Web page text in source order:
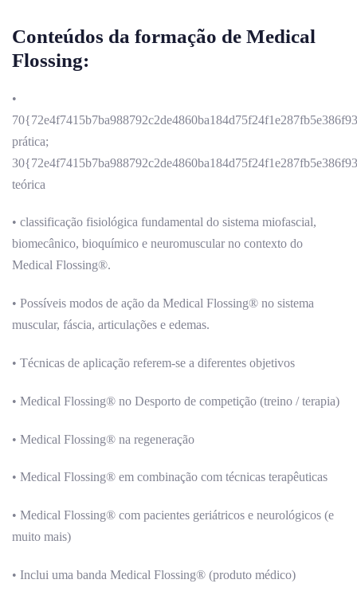
Conteúdos da formação de Medical
Flossing:
•
prática;
teórica
• classificação fisiológica fundamental do sistema miofascial,
biomecânico, bioquímico e neuromuscular no contexto do
Medical Flossing®.
• Possíveis modos de ação da Medical Flossing® no sistema
muscular, fáscia, articulações e edemas.
• Técnicas de aplicação referem-se a diferentes objetivos
• Medical Flossing® no Desporto de competição (treino / terapia)
• Medical Flossing® na regeneração
• Medical Flossing® em combinação com técnicas terapêuticas
• Medical Flossing® com pacientes geriátricos e neurológicos (e
muito mais)
• Inclui uma banda Medical Flossing® (produto médico)